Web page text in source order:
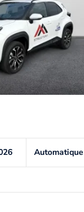
Automatique